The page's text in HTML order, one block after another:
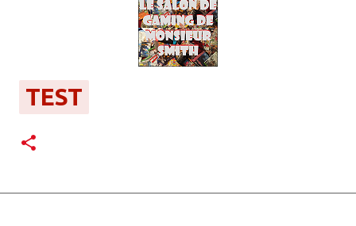
TEST